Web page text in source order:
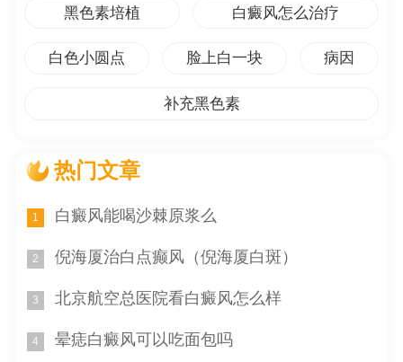
需要患者在谨慎选择治疗方法时予以注意。
物治疗的联合应用可以产生更好的治疗结果。这些联合治
治疗结果。由于个体差异以及治疗反应的不确定性，患者
在选择治疗方法时应充分考虑自身情况，并在医生的指导
家庭和生活状况，保持积极乐观的心态，合理安排生活，
黑色素培植 白癜风怎么治疗
白色小圆点 脸上白一块 病因
补充黑色素
热门文章
1 白癜风能喝沙棘原浆么
2 倪海厦治白点癫风（倪海厦白斑）
3 北京航空总医院看白癜风怎么样
4 晕痣白癜风可以吃面包吗